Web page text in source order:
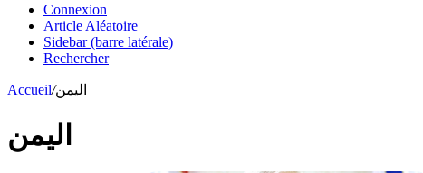
Connexion
Article Aléatoire
Sidebar (barre latérale)
Rechercher
Accueil/اليمن
اليمن